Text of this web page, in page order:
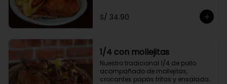
S/ 34.90
1/4 con mollejitas
Nuestro tradicional 1/4 de pollo
acompañado de mollejitas,
crocantes papas fritas y ensalada